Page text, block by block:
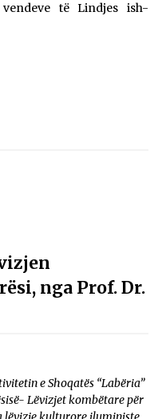
të Lindjes ish-
nga Prof. Dr.
e Shoqatës “Labëria”
Lëvizjet kombëtare për